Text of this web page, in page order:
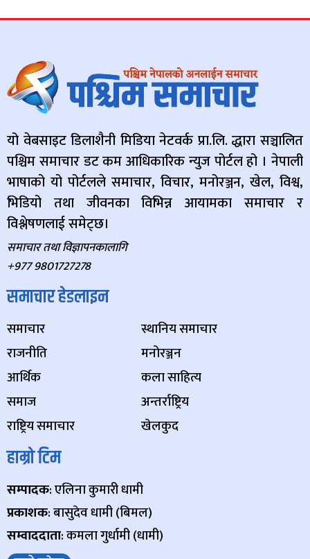
यो वेबसाइट डिलाशैनी मिडिया नेटवर्क प्रा.लि. द्धारा सञ्चालित
पश्चिम समाचार डट कम आधिकारिक न्युज पोर्टल हो । नेपाली
भाषाको यो पोर्टलले समाचार, विचार, मनोरञ्जन, खेल, विश्व,
भिडियो तथा जीवनका विभिन्न आयामका समाचार र
विश्लेषणलाई समेट्छ।
समाचार तथा विज्ञापनकालागि
+977 9801727278
समाचार हेडलाइन
समाचार
राजनीति
आर्थिक
समाज
राष्ट्रिय समाचार
स्थानिय समाचार
मनोरञ्जन
कला साहित्य
अन्तर्राष्ट्रिय
खेलकुद
हाम्रो टिम
सम्पादक: एलिना कुमारी धामी
प्रकाशक: बासुदेव धामी (बिमल)
सम्वाददाता: कमला गुर्धामी (धामी)